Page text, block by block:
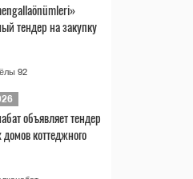
тендер на закупку
92
объявляет тендер
коттеджного